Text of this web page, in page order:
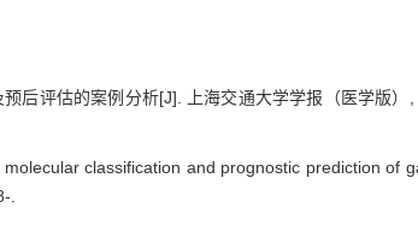
后评估的案例分析[J]. 上海交通大学学报（医学版）
classification and prognostic prediction of
.